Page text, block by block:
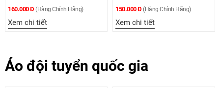
160.000 Đ (Hàng Chính Hãng)
Xem chi tiết
150.000 Đ (Hàng Chính Hãng)
Xem chi tiết
Áo đội tuyển quốc gia